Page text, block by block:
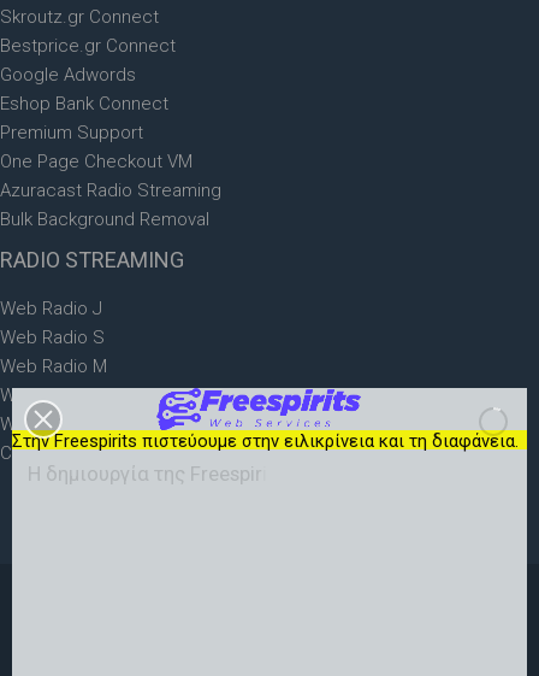
Skroutz.gr Connect
Bestprice.gr Connect
Google Adwords
Eshop Bank Connect
Premium Support
One Page Checkout VM
Azuracast Radio Streaming
Bulk Background Removal
RADIO STREAMING
Web Radio J
Web Radio S
Web Radio M
Web Radio L
Web Radio XL
Check the demo
Η δημιουργία της Freespir
Στην Freespirits πιστεύουμε στην ειλικρίνεια και τη διαφάνεια.